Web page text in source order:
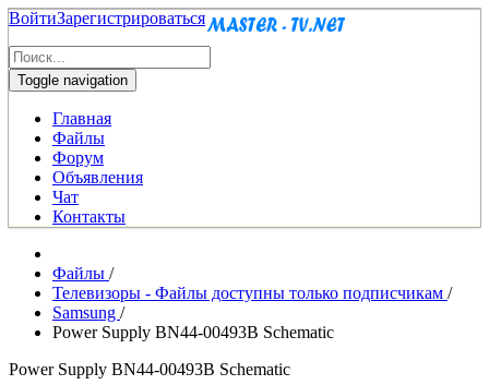
ВойтиЗарегистрироваться
Toggle navigation
Главная
Файлы
Форум
Объявления
Чат
Контакты
Файлы /
Телевизоры - Файлы доступны только подписчикам /
Samsung /
Power Supply BN44-00493B Schematic
Power Supply BN44-00493B Schematic